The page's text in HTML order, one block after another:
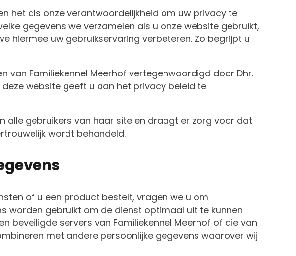
het als onze verantwoordelijkheid om uw privacy te
gegevens we verzamelen als u onze website gebruikt,
hiermee uw gebruikservaring verbeteren. Zo begrijpt u
van Familiekennel Meerhof vertegenwoordigd door Dhr.
website geeft u aan het privacy beleid te
alle gebruikers van haar site en draagt er zorg voor dat
wordt behandeld.
of u een product bestelt, vragen we u om
worden gebruikt om de dienst optimaal uit te kunnen
beveiligde servers van Familiekennel Meerhof of die van
met andere persoonlijke gegevens waarover wij